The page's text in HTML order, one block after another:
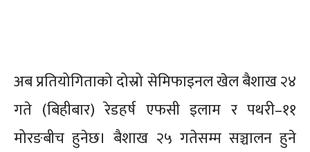
अब प्रतियोगिताको दोस्रो सेमिफाइनल खेल बैशाख २४
गते (बिहीबार) रेडहर्ष एफसी इलाम र पथरी–११
मोरङबीच हुनेछ। बैशाख २५ गतेसम्म सञ्चालन हुने